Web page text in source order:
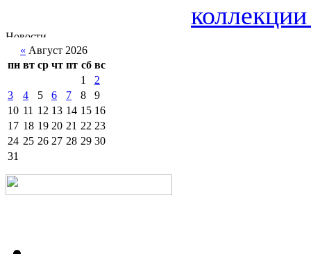
« Август 2026
пн вт ср чт пт сб вс
1
2
3
4 5 6 7 8
9
10 11 12 13 14 15 16
17 18 19 20 21 22 23
24 25 26 27 28 29 30
31